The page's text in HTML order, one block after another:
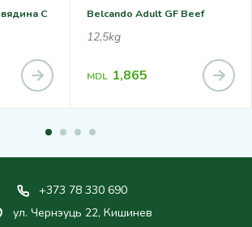
С
Belcando Adult GF Beef
12,5kg
MDL 1,865
+373 78 330 690
ул. Чернэуць 22, Кишинев